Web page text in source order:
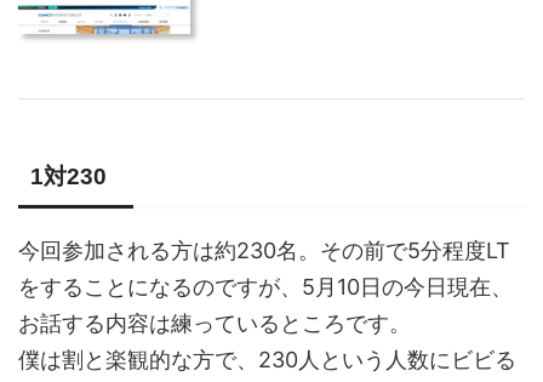
1対230
今回参加される方は約230名。その前で5分程度LT
をすることになるのですが、5月10日の今日現在、
お話する内容は練っているところです。
僕は割と楽観的な方で、230人という人数にビビる